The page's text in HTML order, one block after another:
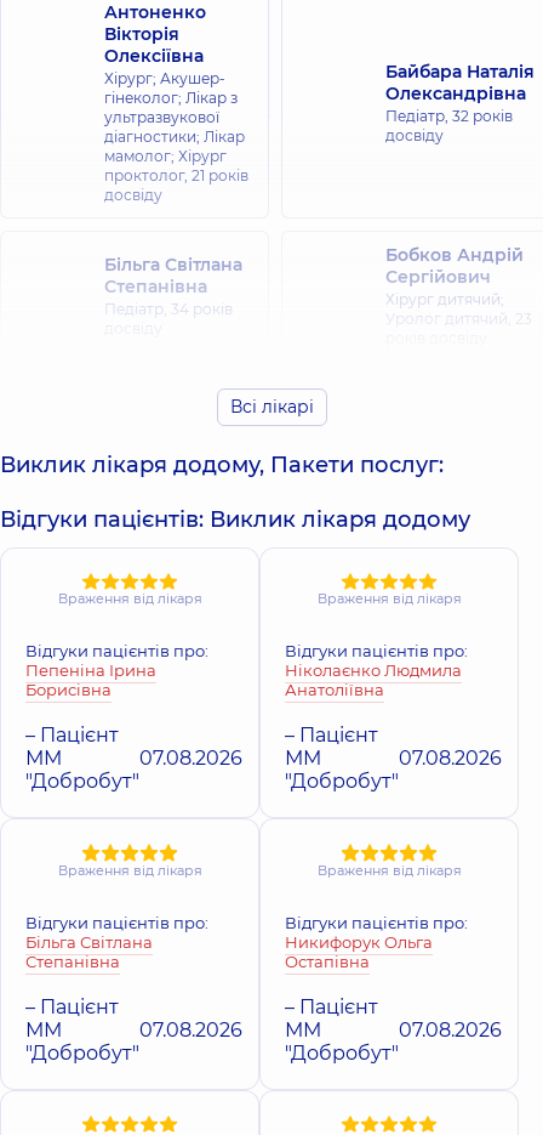
Антоненко
Вікторія
Олексіївна
Хірург; Акушер-
гінеколог; Лікар з
ультразвукової
діагностики; Лікар
мамолог; Хірург
проктолог, 21 років
досвіду
Байбара Наталія
Олександрівна
Педіатр, 32 років
досвіду
Більга Світлана
Степанівна
Педіатр, 34 років
Бобков Андрій
Сергійович
Хірург дитячий;
Уролог дитячий, 23
Бобиль Ірина
Офтальмолог
дитячий,10 років
травматолог,
Євгенія
Миколаївна
25 років досвіду
Валько Руслан
Андрійович
Виноградова
Тетяна
Миколаївна
Нефролог дитячий,
Рафаїлівна
Отоларинголог;
Отоларинголог
25 років
Ворона Альона
Анатоліївна
Терапевт;
років досвіду
Олександрівна
Терапевт;
Кардіолог; Лікар з
діагностики,12
років досвіду
Гарська Юлія
Герасименко
Всі лікарі
Виклик лікаря додому, Пакети послуг:
Відгуки пацієнтів: Виклик лікаря додому
Враження від лікаря
Відгуки пацієнтів про:
Пепеніна Ірина
Борисівна
– Пацієнт
ММ
"Добробут"
07.08.2026
Враження від лікаря
Відгуки пацієнтів про:
Ніколаєнко Людмила
Анатоліївна
– Пацієнт
ММ
"Добробут"
07.08.2026
Враження від лікаря
Відгуки пацієнтів про:
Більга Світлана
Степанівна
– Пацієнт
ММ
"Добробут"
07.08.2026
Враження від лікаря
Відгуки пацієнтів про:
Никифорук Ольга
Остапівна
– Пацієнт
ММ
"Добробут"
07.08.2026